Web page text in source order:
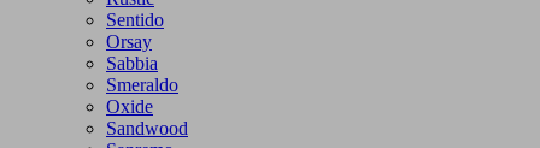
Sentido
Orsay
Sabbia
Smeraldo
Oxide
Sandwood